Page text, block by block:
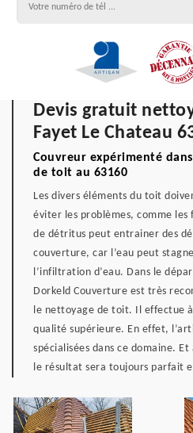
Devis gratuit
Fayet Le Chateau
Couvreur expérimenté
de toit au 63160
Les divers éléments du toit
éviter les problèmes, comme
de détritus peut entrainer des
couverture, car l’eau peut
l’infiltration d’eau. Dans le
Dorkeld Couverture est très
le nettoyage de toit. Il effectue
qualité supérieure. En effet,
spécialisées dans ce domaine.
le résultat sera toujours parfait